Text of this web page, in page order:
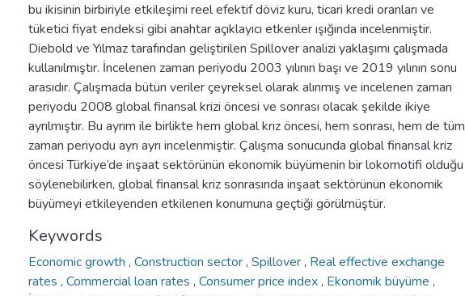
bu ikisinin birbiriyle etkileşimi reel efektif döviz kuru, ticari kredi oranları ve
tüketici fiyat endeksi gibi anahtar açıklayıcı etkenler ışığında incelenmiştir.
Diebold ve Yılmaz tarafından geliştirilen Spillover analizi yaklaşımı çalışmada
kullanılmıştır. İncelenen zaman periyodu 2003 yılının başı ve 2019 yılının sonu
arasıdır. Çalışmada bütün veriler çeyreksel olarak alınmış ve incelenen zaman
periyodu 2008 global finansal krizi öncesi ve sonrası olacak şekilde ikiye
ayrılmıştır. Bu ayrım ile birlikte hem global kriz öncesi, hem sonrası, hem de tüm
zaman periyodu ayrı ayrı incelenmiştir. Çalışma sonucunda global finansal kriz
öncesi Türkiye’de inşaat sektörünün ekonomik büyümenin bir lokomotifi olduğu
söylenebilirken, global finansal kriz sonrasında inşaat sektörünün ekonomik
büyümeyi etkileyenden etkilenen konumuna geçtiği görülmüştür.
Keywords
Economic growth , Construction sector, Spillover, Real effective exchange
rates , Commercial loan rates , Consumer price index, Ekonomik büyüme ,